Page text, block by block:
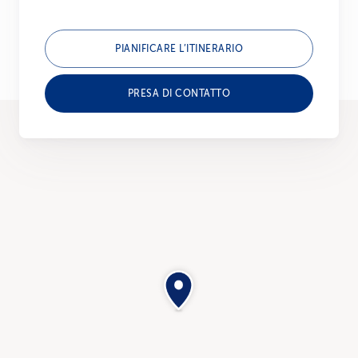
PIANIFICARE L’ITINERARIO
PRESA DI CONTATTO